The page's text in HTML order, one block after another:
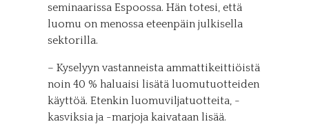
seminaarissa Espoossa. Hän totesi, että
luomu on menossa eteenpäin julkisella
sektorilla.
– Kyselyyn vastanneista ammattikeittiöistä
noin 40 % haluaisi lisätä luomutuotteiden
käyttöä. Etenkin luomuviljatuotteita, -
kasviksia ja -marjoja kaivataan lisää.